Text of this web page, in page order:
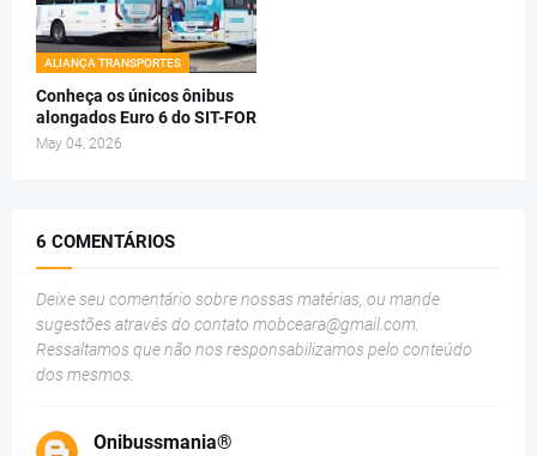
ALIANÇA TRANSPORTES
Conheça os únicos ônibus
alongados Euro 6 do SIT-FOR
May 04, 2026
6 COMENTÁRIOS
Deixe seu comentário sobre nossas matérias, ou mande
sugestões através do contato mobceara@gmail.com.
Ressaltamos que não nos responsabilizamos pelo conteúdo
dos mesmos.
Onibussmania®